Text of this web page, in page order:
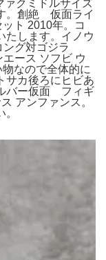
ァクミドルサイズ
。創絶 仮面ライ
ト 2010年。コ
たします。イノウ
グ対ゴジラ
ース ソフビ ウ
なので全体的に
サカ後ろにヒビあ
バー仮面 フィギ
アンファンス。